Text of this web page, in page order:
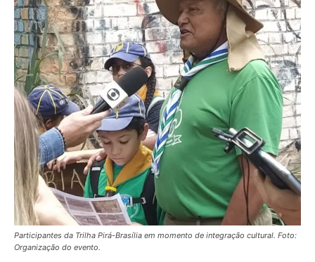
Participantes da Trilha Pirá-Brasília em momento de integração cultural. Foto:
Organização do evento.